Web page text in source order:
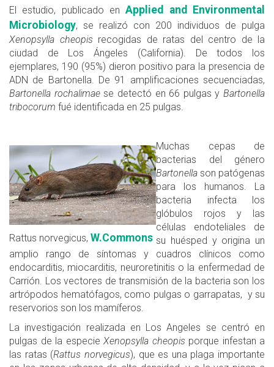
El estudio, publicado enApplied and Environmental
Microbiology, se realizó con 200 individuos de pulga
Xenopsylla cheopis recogidas de ratas del centro de la
ciudad de Los Ángeles (California). De todos los
ejemplares, 190 (95%) dieron positivo para la presencia de
ADN de Bartonella. De 91 amplificaciones secuenciadas,
Bartonella rochalimaese detectó en 66 pulgas y Bartonella
tribocorum fué identificada en 25 pulgas.
Rattus norvegicus, W.Commons
Muchas cepas de
bacterias del género
Bartonella son patógenas
para los humanos. La
bacteria infecta los
glóbulos rojos y las
células endoteliales de
su huésped y origina un
amplio rango de síntomas y cuadros clínicos como
endocarditis, miocarditis, neuroretinitis o la enfermedad de
Carrión. Los vectores de transmisión de la bacteria son los
artrópodos hematófagos, como pulgas o garrapatas, y su
reservorios son los mamíferos.
La investigación realizada en Los Angeles se centró en
pulgas de la especie Xenopsylla cheopis porque infestan a
las ratas (Rattus norvegicus), que es una plaga importante